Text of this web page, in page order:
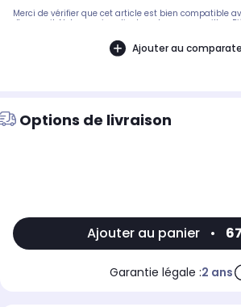
Merci de vérifier que cet article est bien compatible
d'appareil. Notre service client peut vous conseiller.
Ajouter au
Options de livraison
Ajouter au panier •
Garantie légale :2 ans